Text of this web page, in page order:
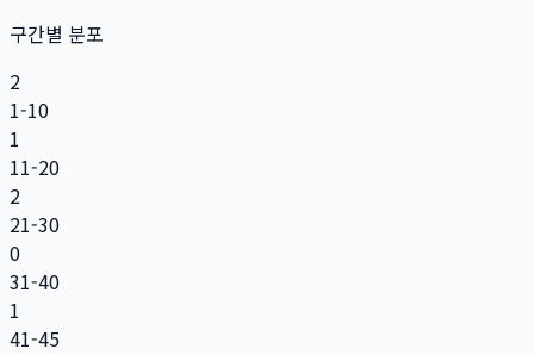
구간별 분포
2
1-10
1
11-20
2
21-30
0
31-40
1
41-45